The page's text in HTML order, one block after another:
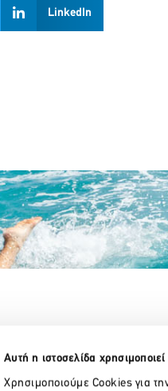
Αυτή η ιστοσελίδα
Χρησιμοποιούμε Cookies για
LinkedIn